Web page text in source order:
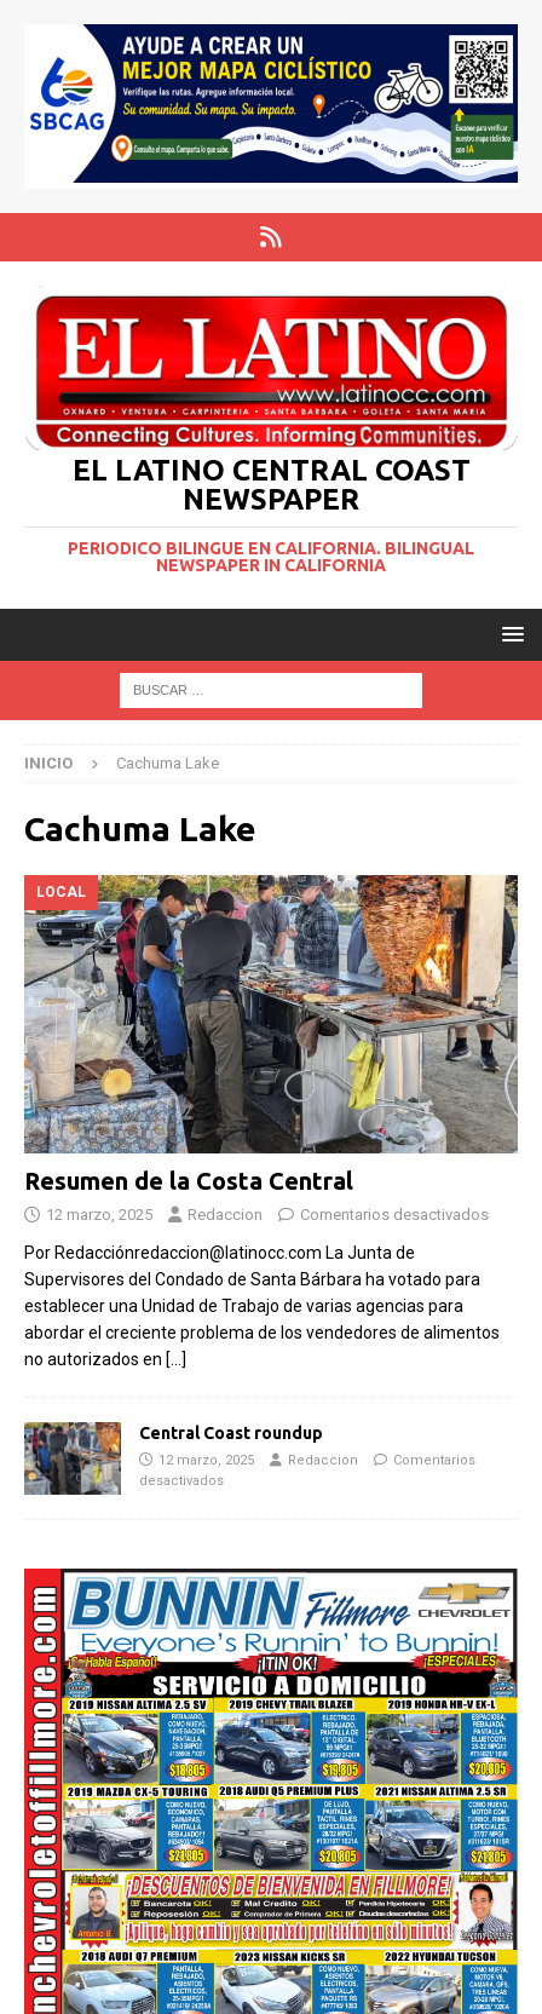
EL LATINO CENTRAL COAST
NEWSPAPER
PERIODICO BILINGUE EN CALIFORNIA. BILINGUAL
NEWSPAPER IN CALIFORNIA
INICIO Cachuma Lake
Cachuma Lake
LOCAL
Resumen de la Costa Central
12 marzo, 2025 Redaccion Comentarios desactivados
Por Redacciónredaccion@latinocc.com La Junta de
Supervisores del Condado de Santa Bárbara ha votado para
establecer una Unidad de Trabajo de varias agencias para
abordar el creciente problema de los vendedores de alimentos
no autorizados en […]
Central Coast roundup
12 marzo, 2025 Redaccion
Comentarios
desactivados